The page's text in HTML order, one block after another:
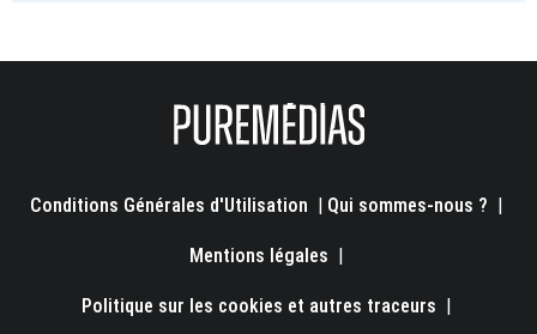
Conditions Générales d'Utilisation Qui sommes-nous ?
Mentions légales
Politique sur les cookies et autres traceurs